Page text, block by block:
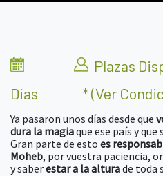
Plazas
Dias
* (ver
Ya pasaron unos días desde que
dura la magiaque ese país y
Gran parte de esto es
Moheb, por vuestra paciencia,
y saberestar a la alturade toda